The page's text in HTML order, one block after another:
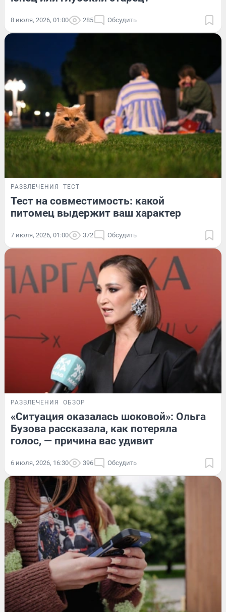
8 июля, 2026, 01:00 285 Обсудить
РАЗВЛЕЧЕНИЯ ТЕСТ
Тест на совместимость: какой
питомец выдержит ваш характер
7 июля, 2026, 01:00 372 Обсудить
РАЗВЛЕЧЕНИЯ ОБЗОР
«Ситуация оказалась шоковой»: Ольга
Бузова рассказала, как потеряла
голос, — причина вас удивит
6 июля, 2026, 16:30 396 Обсудить